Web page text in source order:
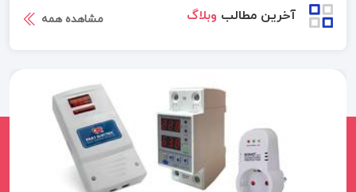
آخرین مطالب وبلاگ مشاهده همه